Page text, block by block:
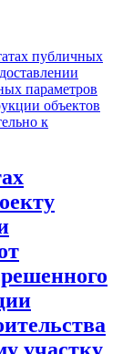
публичных
параметров
объектов
к